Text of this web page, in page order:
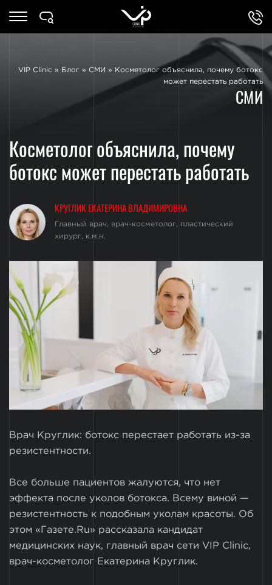
VIP Clinic » Блог » СМИ »
Косметолог объяснила, почему ботокс
может перестать работать
СМИ
Косметолог объяснила, почему
ботокс может перестать работать
КРУГЛИК ЕКАТЕРИНА ВЛАДИМИРОВНА
Главный врач, врач-косметолог, пластический
хирург, к.м.н.
Врач Круглик: ботокс перестает работать из-за
резистентности.
Все больше пациентов жалуются, что нет
эффекта после уколов ботокса. Всему виной —
резистентность к подобным уколам красоты. Об
этом «Газете.Ru» рассказала кандидат
медицинских наук, главный врач сети VIP Clinic,
врач-косметолог Екатерина Круглик.